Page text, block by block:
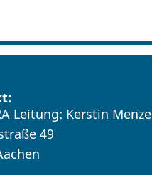
Leitung: Kerstin Menze
49